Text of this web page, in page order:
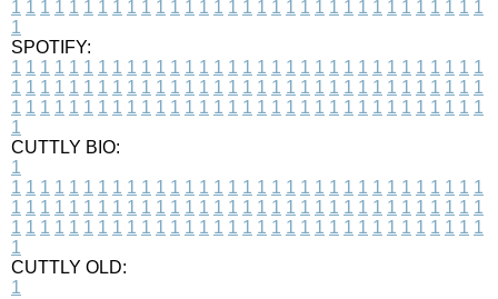
1 1 1 1 1 1 1 1 1 1 1 1 1 1 1 1 1 1 1 1 1 1 1 1 1 1 1 1 1 1 1 1 1
1
SPOTIFY:
1 1 1 1 1 1 1 1 1 1 1 1 1 1 1 1 1 1 1 1 1 1 1 1 1 1 1 1 1 1 1 1 1
1 1 1 1 1 1 1 1 1 1 1 1 1 1 1 1 1 1 1 1 1 1 1 1 1 1 1 1 1 1 1 1 1
1 1 1 1 1 1 1 1 1 1 1 1 1 1 1 1 1 1 1 1 1 1 1 1 1 1 1 1 1 1 1 1 1
1
CUTTLY BIO:
1
1 1 1 1 1 1 1 1 1 1 1 1 1 1 1 1 1 1 1 1 1 1 1 1 1 1 1 1 1 1 1 1 1
1 1 1 1 1 1 1 1 1 1 1 1 1 1 1 1 1 1 1 1 1 1 1 1 1 1 1 1 1 1 1 1 1
1 1 1 1 1 1 1 1 1 1 1 1 1 1 1 1 1 1 1 1 1 1 1 1 1 1 1 1 1 1 1 1 1
1
CUTTLY OLD:
1